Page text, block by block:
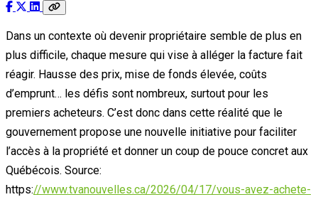
Dans un contexte où devenir propriétaire semble de plus en
plus difficile, chaque mesure qui vise à alléger la facture fait
réagir. Hausse des prix, mise de fonds élevée, coûts
d’emprunt… les défis sont nombreux, surtout pour les
premiers acheteurs. C’est donc dans cette réalité que le
gouvernement propose une nouvelle initiative pour faciliter
l’accès à la propriété et donner un coup de pouce concret aux
Québécois. Source:
https://www.tvanouvelles.ca/2026/04/17/vous-avez-achete-